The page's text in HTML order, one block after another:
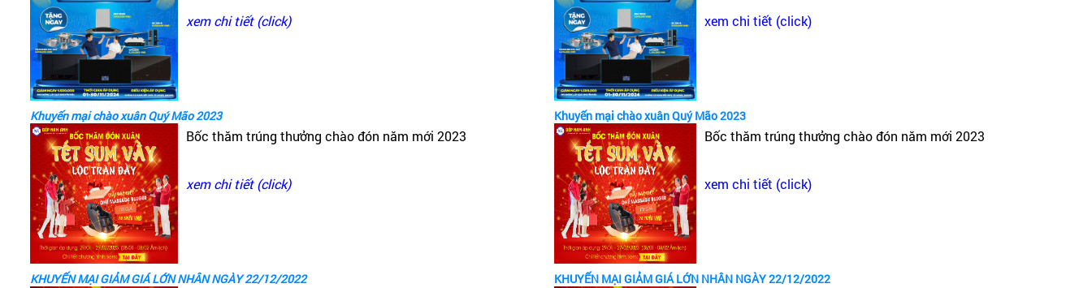
Phòng xông hơi ướt Monaco
Phòng xông hơi khôMonaco: Phòng xông hơi khô bao gồm các kích thước như: 900 x 900 mm, 1200 x 1000 mm, 1300 x 1170 mm, 1500 x 1500 mm, 1600 x 1600
mm
xem chi tiết (click)
Khuyến mại chào xuân Quý Mão 2023
Bốc thăm trúng thưởng chào đón năm mới 2023
xem chi tiết (click)
KHUYẾN MẠI GIẢM GIÁ LỚN NHÂN NGÀY 22/12/2022
xem chi tiết (click)
Khuyến mại chào xuân Quý Mão 2023
Bốc thăm trúng thưởng chào đón năm mới 2023
xem chi tiết (click)
KHUYẾN MẠI GIẢM GIÁ LỚN NHÂN NGÀY 22/12/2022